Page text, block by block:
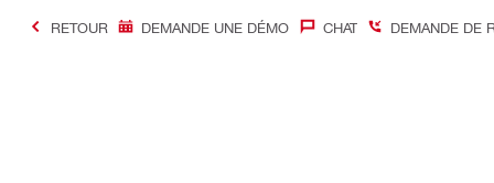
RETOUR DEMANDE UNE DÉMO CHAT DEMANDE DE